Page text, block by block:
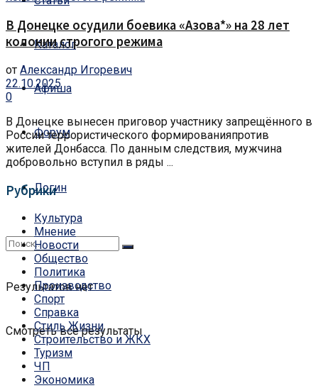
Каталог
Афиша
Форум
Логин
Результатов нет
Смотреть все результаты
В Донецке осудили боевика «Азова*» на 28 лет
колонии строгого режима
от Александр Игоревич
22.10.2025
0
В Донецке вынесен приговор участнику запрещённого в
России террористического формированияпротив
жителей Донбасса. По данным следствия, мужчина
добровольно вступил в ряды ...
Рубрики
Культура
Мнение
Новости
Общество
Политика
Производство
Спорт
Справка
Стиль Жизни
Строительство и ЖКХ
Туризм
ЧП
Экономика